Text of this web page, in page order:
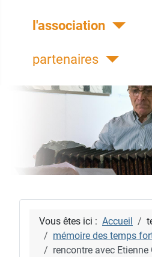
l'association
partenaires
Vous êtes ici : Accueil
mémoire des temps
rencontre avec Etienne